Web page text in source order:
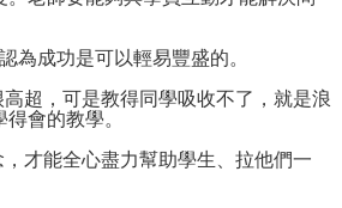
認為成功是可以輕易豐盛的。
高超，可是教得同學吸收不了，就是浪
會的教學。
，才能全心盡力幫助學生、拉他們一